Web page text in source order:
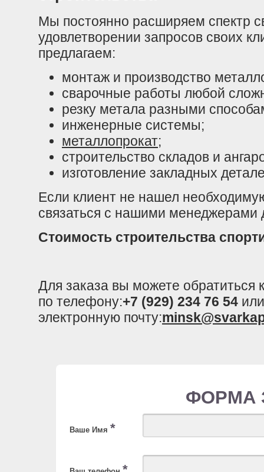
Мы постоянно расширяем спектр
удовлетворении запросов своих
предлагаем:
монтаж и производство
сварочные работы любой
резку метала разными
инженерные системы;
металлопрокат;
строительство складов и
изготовление закладных
Если клиент не нашел
связаться с нашими менеджерами
Стоимость строительства
Для заказа вы можете
по телефону:+7 (929) 234 76 54
электронную почту:
ФОРМА
Ваше Имя *